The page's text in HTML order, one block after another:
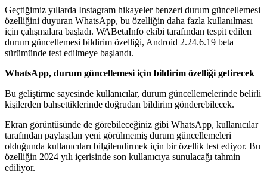
Geçtiğimiz yıllarda Instagram hikayeler benzeri durum güncellemesi
özelliğini duyuran WhatsApp, bu özelliğin daha fazla kullanılması
için çalışmalara başladı. WABetaInfo ekibi tarafından tespit edilen
durum güncellemesi bildirim özelliği, Android 2.24.6.19 beta
sürümünde test edilmeye başlandı.
WhatsApp, durum güncellemesi için bildirim özelliği getirecek
Bu geliştirme sayesinde kullanıcılar, durum güncellemelerinde belirli
kişilerden bahsettiklerinde doğrudan bildirim gönderebilecek.
Ekran görüntüsünde de görebileceğiniz gibi WhatsApp, kullanıcılar
tarafından paylaşılan yeni görülmemiş durum güncellemeleri
olduğunda kullanıcıları bilgilendirmek için bir özellik test ediyor. Bu
özelliğin 2024 yılı içerisinde son kullanıcıya sunulacağı tahmin
ediliyor.